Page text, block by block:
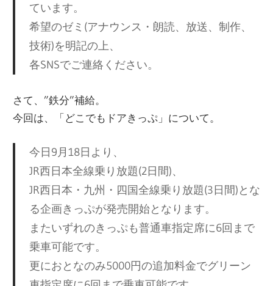
ています。
希望のゼミ(アナウンス・朗読、放送、制作、
技術)を明記の上、
各SNSでご連絡ください。
さて、”鉄分”補給。
今回は、「どこでもドアきっぷ」について。
今日9月18日より、
JR西日本全線乗り放題(2日間)、
JR西日本・九州・四国全線乗り放題(3日間)とな
る企画きっぷが発売開始となります。
またいずれのきっぷも普通車指定席に6回まで
乗車可能です。
更におとなのみ5000円の追加料金でグリーン